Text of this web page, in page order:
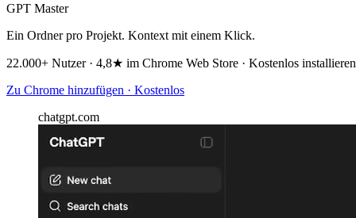
GPT Master
Ein Ordner pro Projekt. Kontext mit einem Klick.
22.000+ Nutzer · 4,8★ im Chrome Web Store · Kostenlos installieren
Zu Chrome hinzufügen · Kostenlos
chatgpt.com